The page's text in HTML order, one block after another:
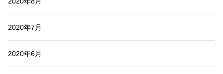
2020年7月
2020年6月